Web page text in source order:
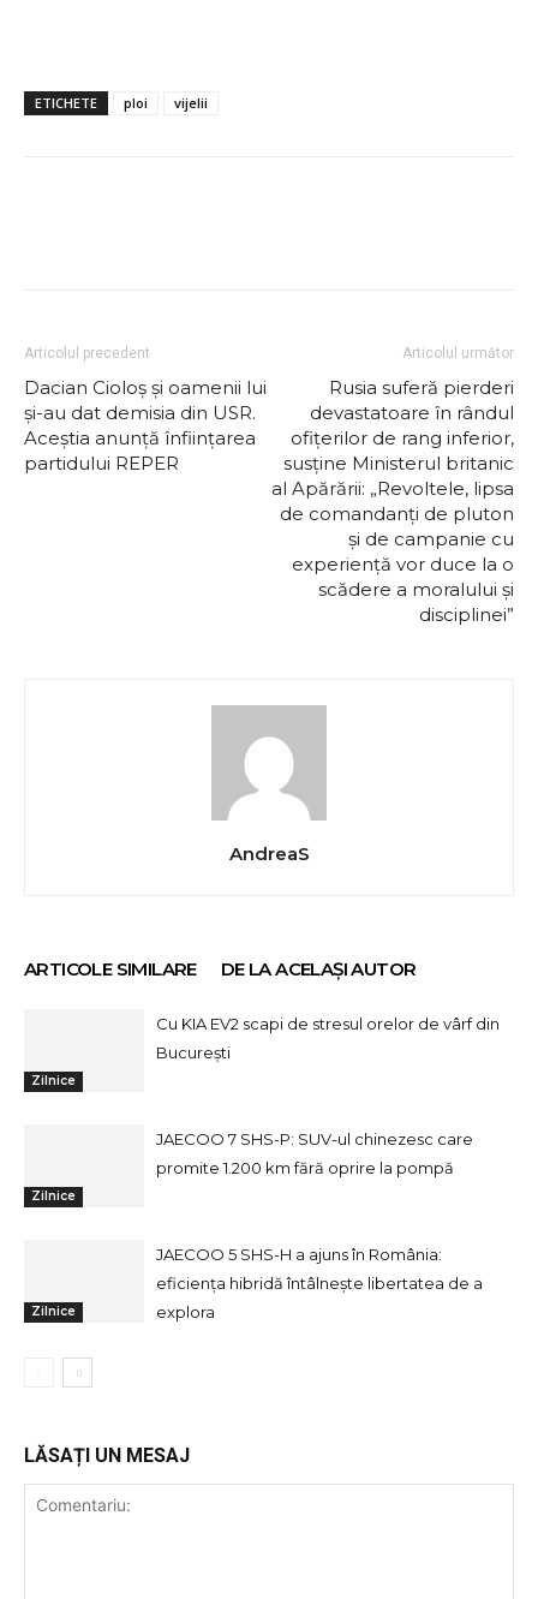
ETICHETE ploi vijelii
Articolul precedent
Dacian Cioloș și oamenii lui
și-au dat demisia din USR.
Aceștia anunță înființarea
partidului REPER
Articolul următor
Rusia suferă pierderi
devastatoare în rândul
ofițerilor de rang inferior,
susține Ministerul britanic
al Apărării: „Revoltele, lipsa
de comandanți de pluton
și de campanie cu
experiență vor duce la o
scădere a moralului și
disciplinei”
AndreaS
ARTICOLE SIMILARE DE LA ACELAȘI AUTOR
Zilnice
Cu KIA EV2 scapi de stresul orelor de vârf din
București
Zilnice
JAECOO 7 SHS-P: SUV-ul chinezesc care
promite 1.200 km fără oprire la pompă
Zilnice
JAECOO 5 SHS-H a ajuns în România:
eficiența hibridă întâlnește libertatea de a
explora
LĂSAȚI UN MESAJ